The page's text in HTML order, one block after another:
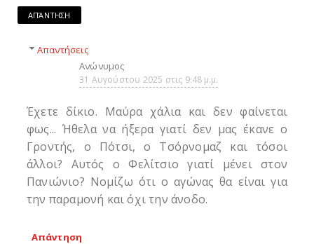
ΑΠΆΝΤΗΣΗ
Απαντήσεις
Ανώνυμος
31 Αυγούστου 2025 στις 9:48 μ.μ.
Έχετε δίκιο. Μαύρα χάλια και δεν φαίνεται
φως... Ήθελα να ήξερα γιατί δεν μας έκανε ο
Γροντής, ο Πότσι, ο Τσόρνομαζ και τόσοι
άλλοι? Αυτός ο Φελίτσιο γιατί μένει στον
Πανιώνιο? Νομίζω ότι ο αγώνας θα είναι για
την παραμονή και όχι την άνοδο.
Απάντηση